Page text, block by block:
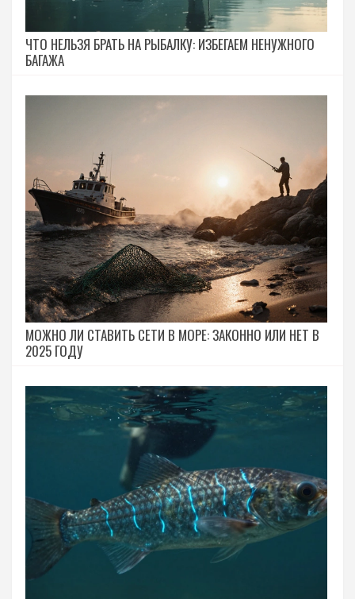
ЧТО НЕЛЬЗЯ БРАТЬ НА РЫБАЛКУ: ИЗБЕГАЕМ НЕНУЖНОГО
БАГАЖА
МОЖНО ЛИ СТАВИТЬ СЕТИ В МОРЕ: ЗАКОННО ИЛИ НЕТ В
2025 ГОДУ